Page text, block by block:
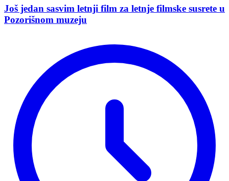
Još jedan sasvim letnji film za letnje filmske susrete u
Pozorišnom muzeju